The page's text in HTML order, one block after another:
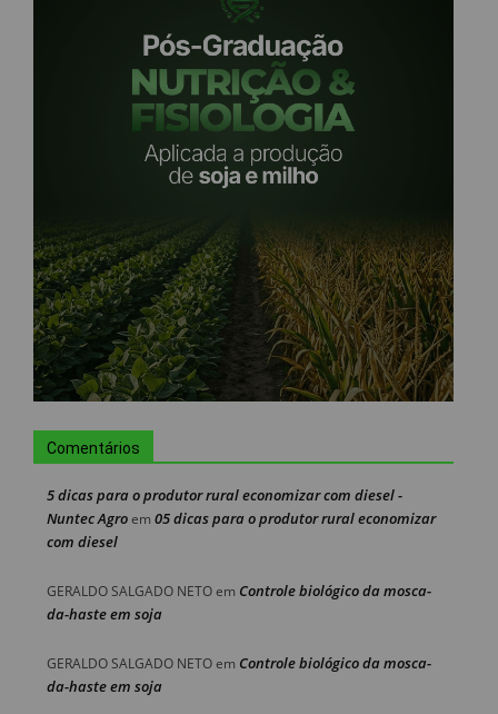
Comentários
5 dicas para o produtor rural economizar com diesel -
Nuntec Agroem 05 dicas para o produtor rural economizar
com diesel
GERALDO SALGADO NETOem Controle biológico da mosca-
da-haste em soja
GERALDO SALGADO NETOem Controle biológico da mosca-
da-haste em soja